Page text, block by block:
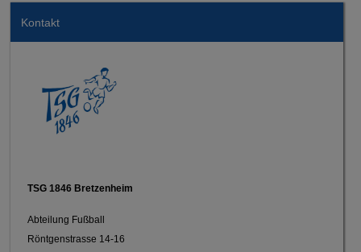
Kontakt
TSG 1846 Bretzenheim
Abteilung Fußball
Röntgenstrasse 14-16